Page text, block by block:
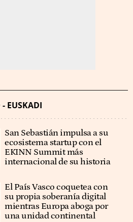
EUSKADI
San Sebastián impulsa a su
ecosistema startup con el
EKINN Summit más
internacional de su historia
El País Vasco coquetea con
su propia soberanía digital
mientras Europa aboga por
una unidad continental